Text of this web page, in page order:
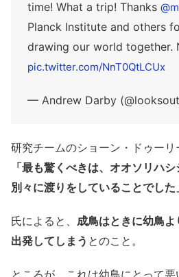
time! What a trip! Thanks
Planck Institute and others
drawing our world together.
pic.twitter.com/NnT0QtLCUx
— Andrew Darby
研究チームのショーン・ドゥー
「最も驚くべきは、オオソリハ
別々に渡りをしていることでした
氏によると、 成鳥はときに幼鳥
出発してしまう とのこと。